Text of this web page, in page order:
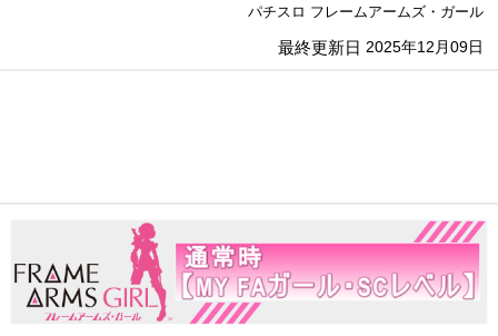
パチスロ フレームアームズ・ガール
最終更新日 2025年12月09日